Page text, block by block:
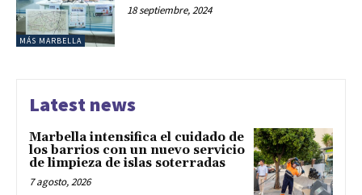
MÁS MARBELLA
18 septiembre, 2024
Latest news
Marbella intensifica el cuidado de
los barrios con un nuevo servicio
de limpieza de islas soterradas
7 agosto, 2026